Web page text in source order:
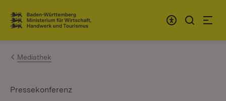
Zum Inhalt springen
Link zur Startseite
Mediathek
Pressekonferenz